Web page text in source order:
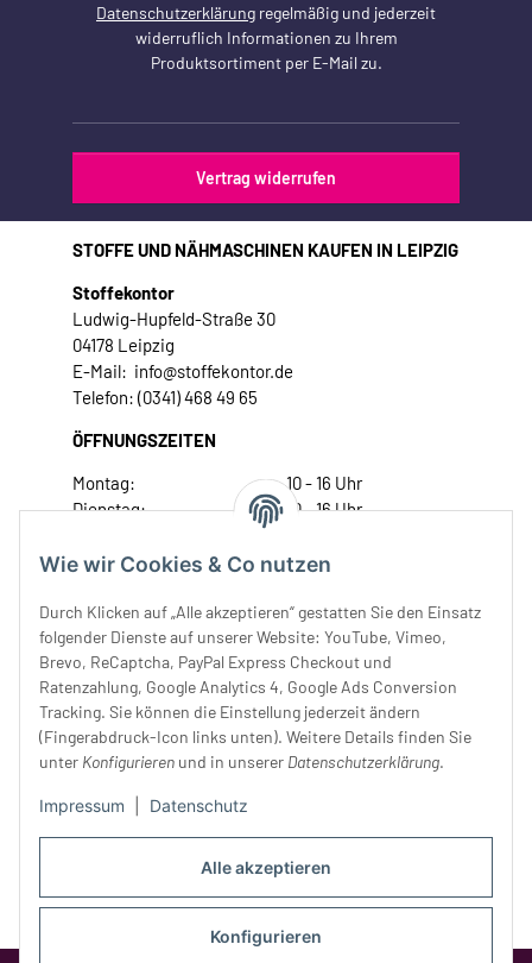
Alle akzeptieren
Konfigurieren
Wie wir Cookies & Co nutzen
Durch Klicken auf „Alle akzeptieren“ gestatten Sie den Einsatz
folgender Dienste auf unserer Website: YouTube, Vimeo,
Brevo, ReCaptcha, PayPal Express Checkout und
Ratenzahlung, Google Analytics 4, Google Ads Conversion
Tracking. Sie können die Einstellung jederzeit ändern
(Fingerabdruck-Icon links unten). Weitere Details finden Sie
unter Konfigurieren und in unserer Datenschutzerklärung.
Impressum Datenschutz
Datenschutzerklärung regelmäßig und jederzeit
widerruflich Informationen zu Ihrem
Produktsortiment per E-Mail zu.
Vertrag widerrufen
STOFFE UND NÄHMASCHINEN KAUFEN IN LEIPZIG
Stoffekontor
Ludwig-Hupfeld-Straße 30
04178 Leipzig
E-Mail: info@stoffekontor.de
Telefon: (0341) 468 49 65
ÖFFNUNGSZEITEN
Montag:
10 - 16 Uhr
Dienstag:
10 - 16 Uhr
Donnerstag:
10 - 18 Uhr
Samstag:
10 - 14 Uhr
Unser Service
Rechtliches